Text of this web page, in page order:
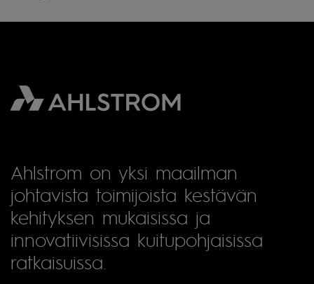
Ahlstrom on yksi maailman
johtavista toimijoista kestävän
kehityksen mukaisissa ja
innovatiivisissa kuitupohjaisissa
ratkaisuissa.